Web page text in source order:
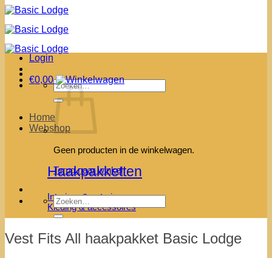
Zoeken
naar:
Home
Webshop
Haakpakketten
Interieur & exterieur
Kleding & accessoires
Login
€0,00
Geen producten in de winkelwagen.
Terug naar winkel
Zoeken
naar:
Vest Fits All haakpakket Basic Lodge